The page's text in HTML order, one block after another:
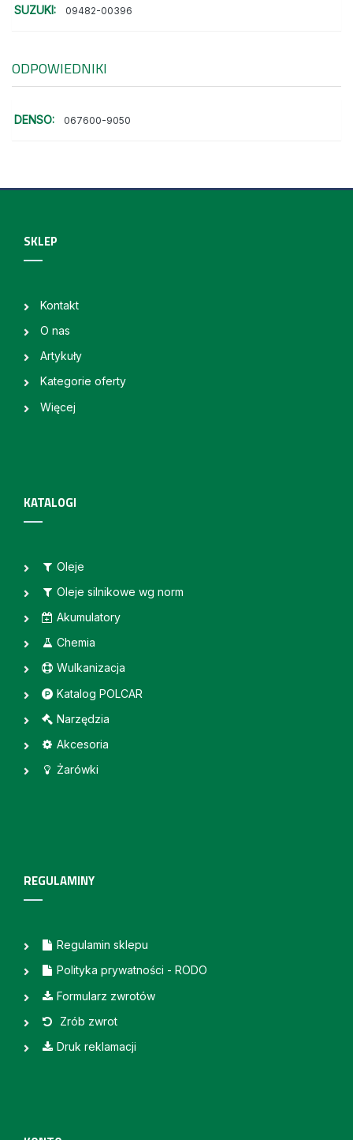
SUZUKI: 09482-00396
ODPOWIEDNIKI
DENSO: 067600-9050
SKLEP
Kontakt
O nas
Artykuły
Kategorie oferty
Więcej
KATALOGI
Oleje
Oleje silnikowe wg norm
Akumulatory
Chemia
Wulkanizacja
Katalog POLCAR
Narzędzia
Akcesoria
Żarówki
REGULAMINY
Regulamin sklepu
Polityka prywatności - RODO
Formularz zwrotów
Zrób zwrot
Druk reklamacji